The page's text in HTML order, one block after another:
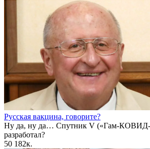
Русская вакцина, говорите?
Ну да, ну да… Спутник V («Гам-КОВИД-
разработал?
50 182к.